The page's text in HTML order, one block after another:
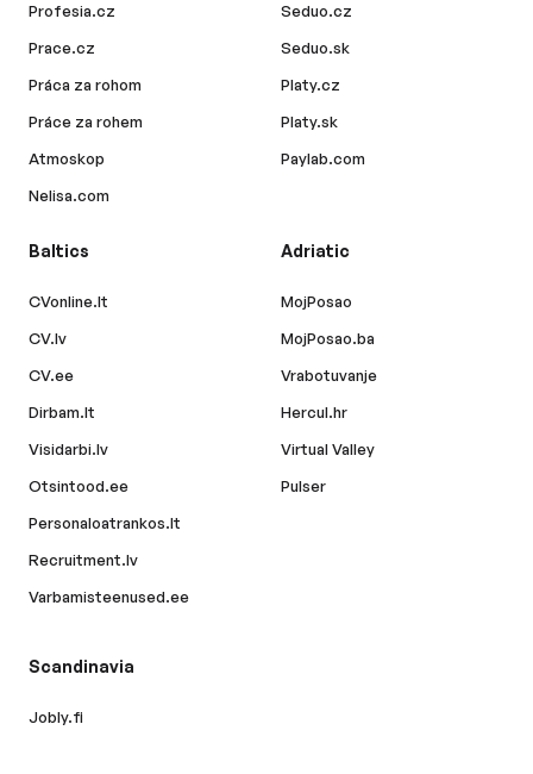
Profesia.cz
Prace.cz
Práca za rohom
Práce za rohem
Atmoskop
Nelisa.com
Seduo.cz
Seduo.sk
Platy.cz
Platy.sk
Paylab.com
Baltics
CVonline.lt
CV.lv
CV.ee
Dirbam.lt
Visidarbi.lv
Otsintood.ee
Personaloatrankos.lt
Recruitment.lv
Varbamisteenused.ee
Adriatic
MojPosao
MojPosao.ba
Vrabotuvanje
Hercul.hr
Virtual Valley
Pulser
Scandinavia
Jobly.fi